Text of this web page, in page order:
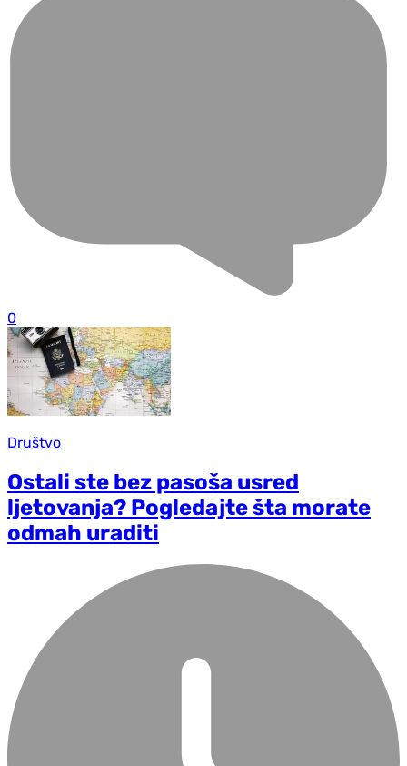
0
Društvo
Ostali ste bez pasoša usred
ljetovanja? Pogledajte šta morate
odmah uraditi